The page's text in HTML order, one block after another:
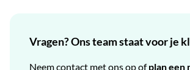
Vragen? Ons team staat voor je
Neem contact met ons op ofplan een